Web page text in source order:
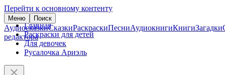
Перейти к основному контенту
Меню Поиск
АудиосказкиСказкиРаскраскиПесниАудиокнигиКнигиЗагадки
редактора
Главная
Раскраски для детей
Для девочек
Русалочка Ариэль